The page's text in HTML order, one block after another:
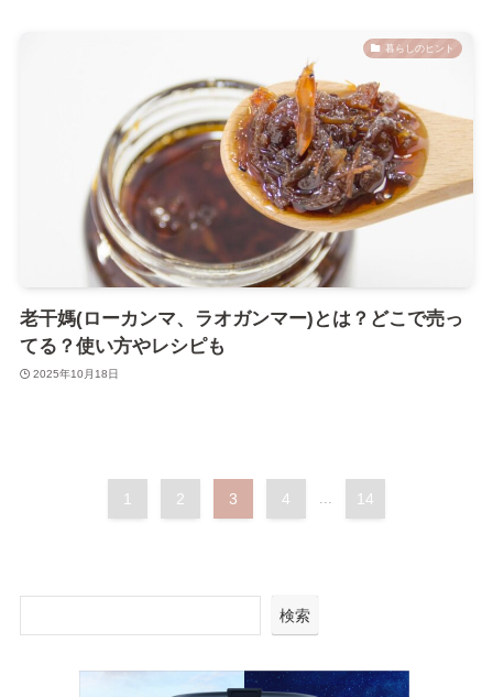
暮らしのヒント
老干媽(ローカンマ、ラオガンマー)とは？どこで売っ
てる？使い方やレシピも
2025年10月18日
1 2 3 4 14
検索